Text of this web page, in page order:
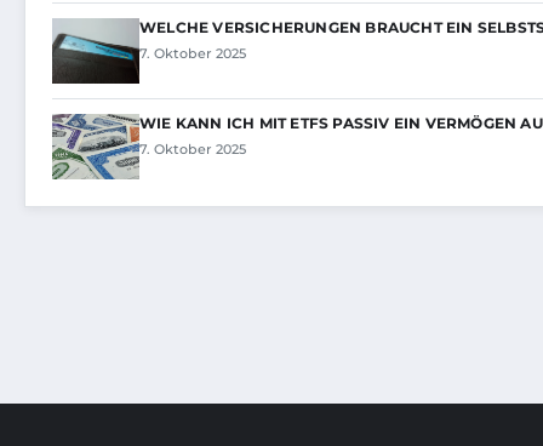
WELCHE VERSICHERUNGEN BRAUCHT EIN
7. Oktober 2025
WIE KANN ICH MIT ETFS PASSIV EIN VERMÖGEN
7. Oktober 2025